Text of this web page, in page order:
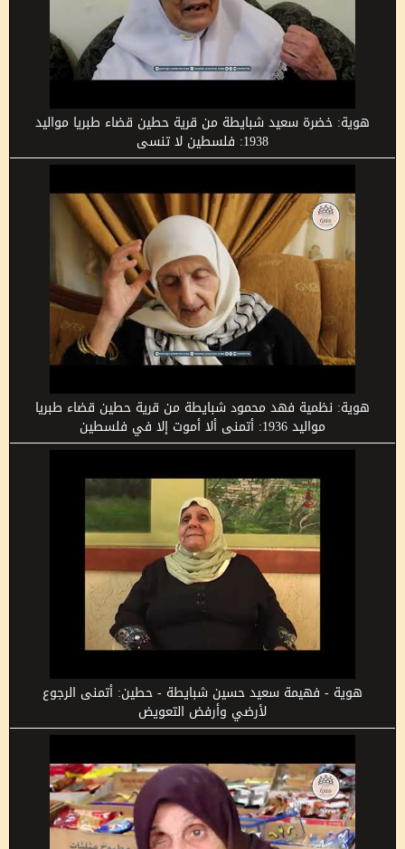
هوية: خضرة سعيد شبايطة من قرية حطين قضاء طبريا مواليد
1938: فلسطين لا تنسى
هوية: نظمية فهد محمود شبايطة من قرية حطين قضاء طبريا
مواليد 1936: أتمنى ألا أموت إلا في فلسطين
هوية - فهيمة سعيد حسين شبايطة - حطين: أتمنى الرجوع
لأرضي وأرفض التعويض